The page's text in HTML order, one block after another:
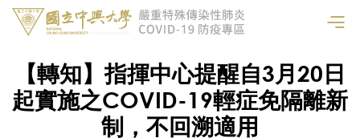
【轉知】指揮中心提醒自3月20日
起實施之COVID-19輕症免隔離新
制，不回溯適用